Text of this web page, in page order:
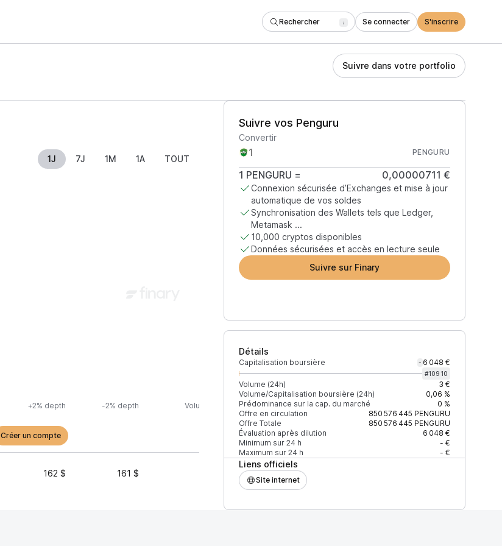
Rechercher / Se connecter S'inscrire
Suivre dans votre portfolio
1J 7J 1M 1A TOUT
Suivre vos Penguru
Convertir
PENGURU
1 PENGURU = 0,00000711 €
Connexion sécurisée d’Exchanges et mise à jour
automatique de vos soldes
Synchronisation des Wallets tels que Ledger,
Metamask ...
10,000 cryptos disponibles
Données sécurisées et accès en lecture seule
Suivre sur Finary
Détails
Capitalisation boursière - 6 048 €
#10910
Volume (24h)
3 €
Volume/Capitalisation boursière (24h)
0,06 %
Prédominance sur la cap. du marché
0 %
Offre en circulation
850 576 445 PENGURU
Offre Totale
850 576 445 PENGURU
Évaluation après dilution
6 048 €
Minimum sur 24 h
- €
Maximum sur 24 h
- €
Liens officiels
Site internet
+2% depth -2% depth Volume (24h) % du volume Confiance Mis à jour
Créer un compte
162 $ 161 $ 100 %